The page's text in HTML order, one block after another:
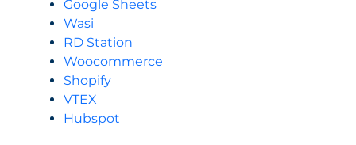
Google Sheets
Wasi
RD Station
Woocommerce
Shopify
VTEX
Hubspot